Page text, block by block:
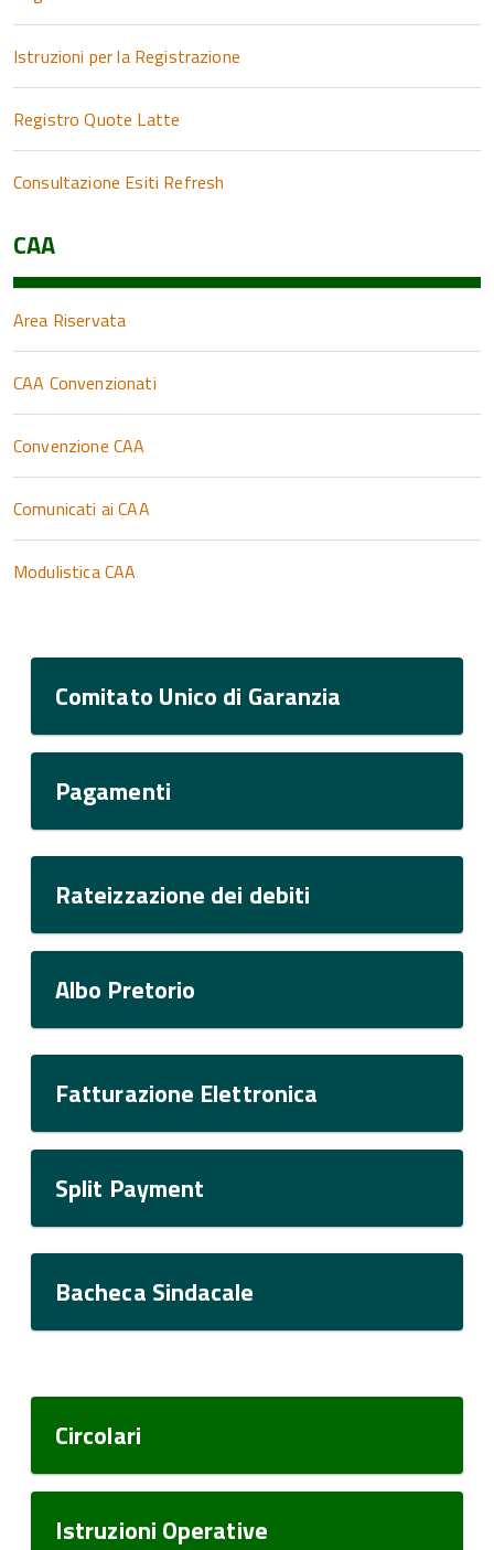
Istruzioni per la Registrazione
Registro Quote Latte
Consultazione Esiti Refresh
CAA
Area Riservata
CAA Convenzionati
Convenzione CAA
Comunicati ai CAA
Modulistica CAA
Comitato Unico di Garanzia
Pagamenti
Rateizzazione dei debiti
Albo Pretorio
Fatturazione Elettronica
Split Payment
Bacheca Sindacale
Circolari
Istruzioni Operative